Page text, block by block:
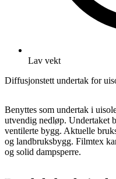
Lav vekt
Diffusjonstett undertak for
Benyttes som undertak i
utvendig nedløp. Undertaket
ventilerte bygg. Aktuelle
og landbruksbygg. Filmtex
og solid dampsperre.